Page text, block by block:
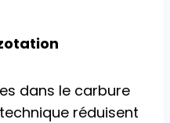
dans le carbure
réduisent